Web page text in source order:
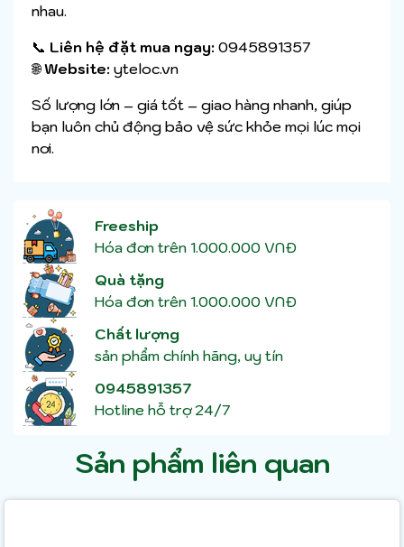
nhau.
📞 Liên hệ đặt mua ngay: 0945891357
🌐Website: yteloc.vn
Số lượng lớn – giá tốt – giao hàng nhanh, giúp
bạn luôn chủ động bảo vệ sức khỏe mọi lúc mọi
nơi.
Freeship
Hóa đơn trên 1.000.000 VNĐ
Quà tặng
Hóa đơn trên 1.000.000 VNĐ
Chất lượng
sản phẩm chính hãng, uy tín
0945891357
Hotline hỗ trợ 24/7
Sản phẩm liên quan